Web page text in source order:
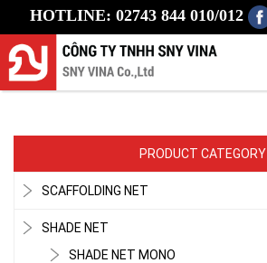
HOTLINE: 02743 844 010/012
PRODUCT CATEGORY
SCAFFOLDING NET
SHADE NET
SHADE NET MONO